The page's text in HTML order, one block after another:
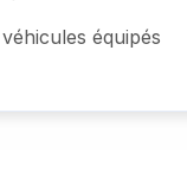
équipés